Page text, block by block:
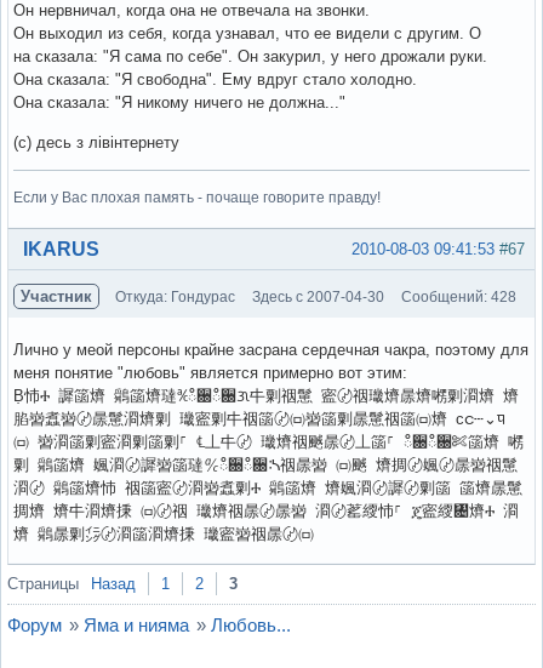
Он нервничал, когда она не отвечала на звонки.
Он выходил из себя, когда узнавал, что ее видели с другим. О
на сказала: "Я сама по себе". Он закурил, у него дрожали руки.
Она сказала: "Я свободна". Ему вдруг стало холодно.
Она сказала: "Я никому ничего не должна..."
(с) десь з лівінтернету
Если у Вас плохая память - почаще говорите правду!
Вне форума #67
2010-08-03 09:41:53
IKARUS
Участник Откуда: Гондурас Здесь с 2007-04-30 Сообщений: 428
Лично у меой персоны крайне засрана сердечная чакра, поэтому для
меня понятие "любовь" является примерно вот этим:
Ḅ㤄Ⰰ 䜄䈄㸄 䴄䈄㸄㼀℀ഀ਀ഀ਀ᜄ㐄㔄䄄䰄 䀄〄䄄㼄㸄㬄㸄㘄㔄㴄㸄 㸄
䐄㠄䘄㠄〄㬄䰄㴄㸄㔄 㼄䀄㔄㐄䄄䈄〄㈄㠄䈄㔄㬄䰄䄄䈄㈄㸄 ᴄင┄⌄ᤄ
㈄ 㠄㴄䈄㔄䀄㴄㔄䈄㔄⸀ ℄丄㐄〄 㼄㸄䄄䬄㬄〄丄䈄⸀ ഀ਀ഀ਀✄䈄㸄 㘄
㔄 䴄䈄㸄 㜄㴄〄䜄㠄䈄㼀℀ഀ਀ഀ਀ᔄ䄄㬄㠄 ㈄䬄 㸄㨄〄㜄〄㬄㠄䄄䰄
㴄〄 䴄䈄㸄㤄 䄄䈄䀄〄㴄㠄䘄㔄Ⰰ 䴄䈄㸄 㸄㜄㴄〄䜄〄㔄䈄 䈄㸄㬄䰄
㨄㸄 㸄㐄㴄㸄㨀 ㈄〄䄄 㼄㸄䄄㬄〄㬄㠄 㴄〄䔄䌄㤄⸀ ጄ䀄䌄㄄㸄Ⰰ 㴄
㸄 䴄㬄㔄㌄〄㴄䈄㴄㸄㨀 㼄䀄㠄䄄㬄〄㈄
Вне форума
Страницы Назад 1 2 3
Форум » Яма и нияма » Любовь...